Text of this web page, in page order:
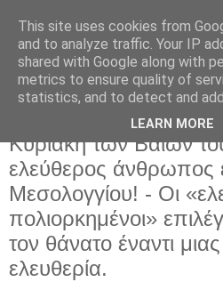
Κυριακή 13 Απριλίου 2025
Κυριακή των Βαΐων
ελεύθερος άνθρωπος
Μεσολογγίου! - Οι
πολιορκημένοι»
τον θάνατο έναντι
ελευθερία.
This site uses cookies from
and to analyze traffic. Your IP
shared with Google along with
metrics to ensure quality of
statistics, and to detect and
LEARN MORE